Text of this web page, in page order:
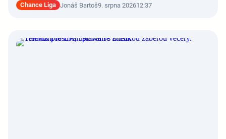
Chance Liga Jonáš Bartoš9. srpna 202612:37